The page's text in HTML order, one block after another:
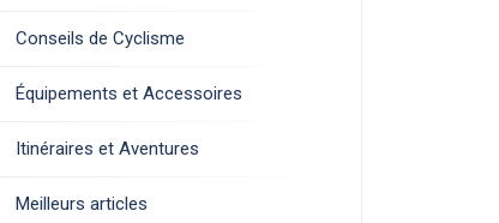
Conseils de Cyclisme
Équipements et Accessoires
Itinéraires et Aventures
Meilleurs articles